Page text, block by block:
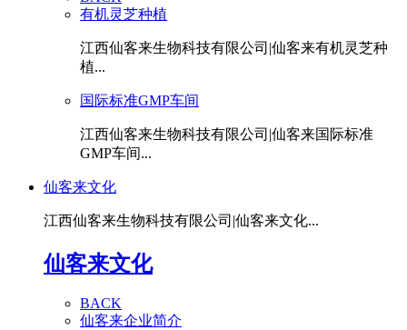
有机灵芝种植
江西仙客来生物科技有限公司|仙客来有机灵芝种
植...
国际标准GMP车间
江西仙客来生物科技有限公司|仙客来国际标准
GMP车间...
仙客来文化
江西仙客来生物科技有限公司|仙客来文化...
仙客来文化
BACK
仙客来企业简介